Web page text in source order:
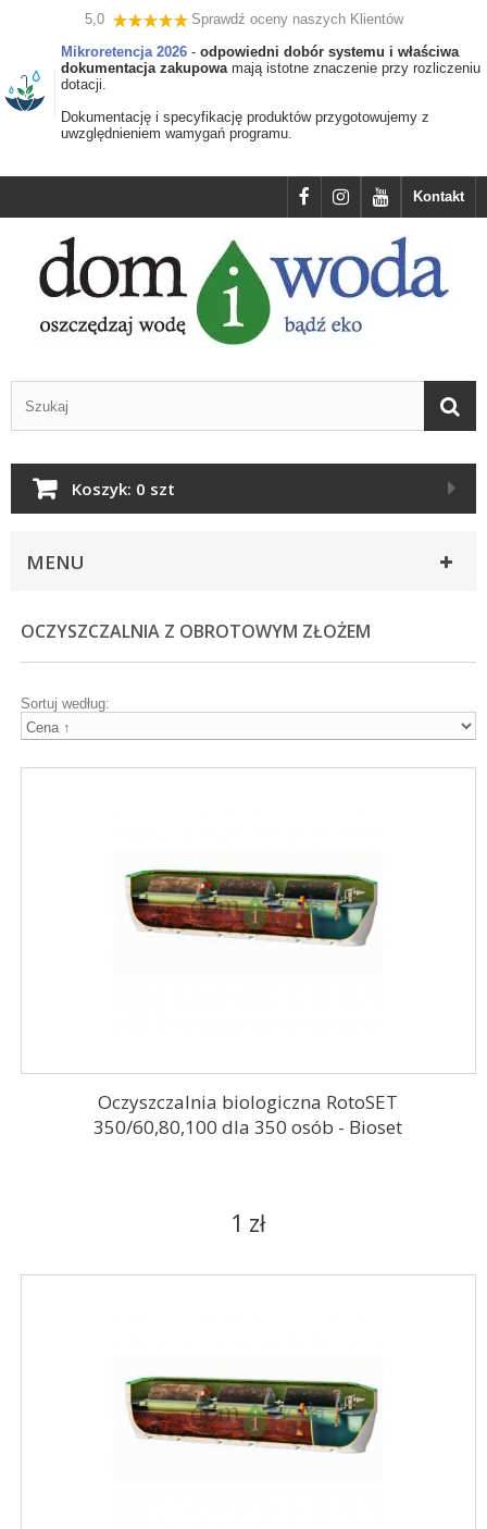
5,0
Sprawdź oceny naszych Klientów
Mikroretencja 2026 - odpowiedni dobór systemu i właściwa
dokumentacja zakupowamają istotne znaczenie przy rozliczeniu
dotacji.
Dokumentację i specyfikację produktów przygotowujemy z
uwzględnieniem wamygań programu.
Kontakt
Koszyk: 0 szt
MENU
OCZYSZCZALNIA Z OBROTOWYM ZŁOŻEM
Sortuj według:
Oczyszczalnia biologiczna RotoSET
350/60,80,100 dla 350 osób - Bioset
1 zł